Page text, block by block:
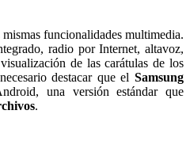
funcionalidades multimedia.
radio por Internet, altavoz,
de las carátulas de los
destacar que el Samsung
una versión estándar que
.